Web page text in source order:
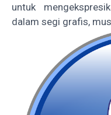
untuk
dalam segi grafis,